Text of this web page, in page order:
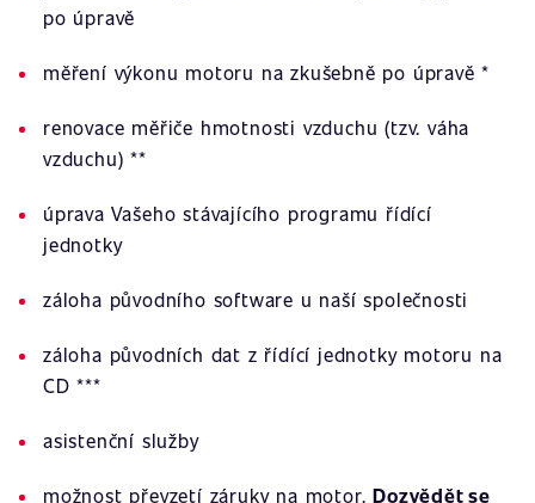
po úpravě
měření výkonu motoru na zkušebně po úpravě *
renovace měřiče hmotnosti vzduchu (tzv. váha
vzduchu) **
úprava Vašeho stávajícího programu řídící
jednotky
záloha původního software u naší společnosti
záloha původních dat z řídící jednotky motoru na
CD ***
asistenční služby
možnost převzetí záruky na motor.Dozvědět se